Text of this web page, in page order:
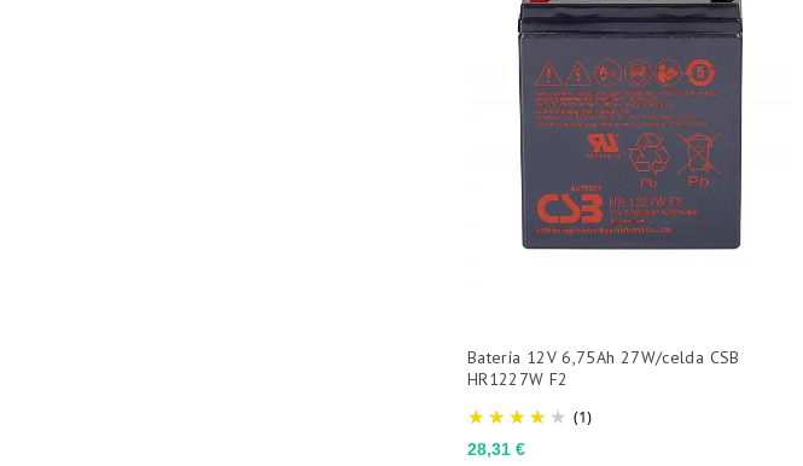
(1)
Precio
28,31 €
Batería 12V 6,75Ah 27W/celda CSB
HR1227W F2